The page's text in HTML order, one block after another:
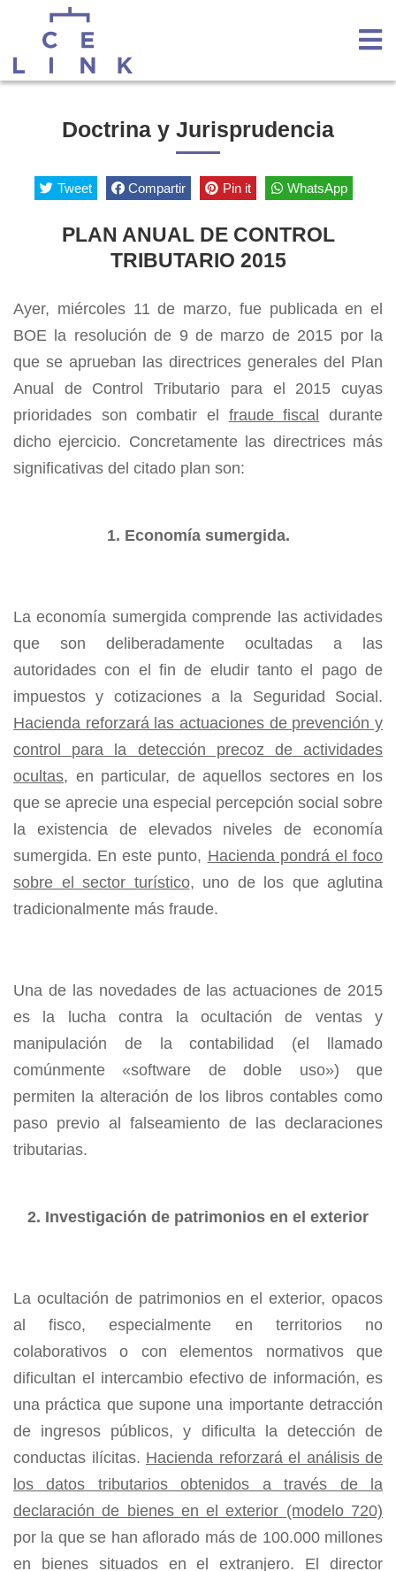
Doctrina y Jurisprudencia
Tweet Compartir Pin it WhatsApp
PLAN ANUAL DE CONTROL
TRIBUTARIO 2015
Ayer, miércoles 11 de marzo, fue publicada en el
BOE la resolución de 9 de marzo de 2015 por la
que se aprueban las directrices generales del Plan
Anual de Control Tributario para el 2015 cuyas
prioridades son combatir el fraude fiscal
durante
dicho ejercicio. Concretamente las directrices más
significativas del citado plan son:
1. Economía sumergida.
La economía sumergida comprende las actividades
que son deliberadamente ocultadas a las
autoridades con el fin de eludir tanto el pago de
impuestos y cotizaciones a la Seguridad Social.
Hacienda reforzará las actuaciones de prevención y
control para la detección precoz de actividades
ocultas, en particular, de aquellos sectores en los
que se aprecie una especial percepción social sobre
la existencia de elevados niveles de economía
sumergida. En este punto, Hacienda pondrá el foco
sobre el sector turístico, uno de los que aglutina
tradicionalmente más fraude.
Una de las novedades de las actuaciones de 2015
es la lucha contra la ocultación de ventas y
manipulación de la contabilidad (el llamado
comúnmente «software de doble uso») que
permiten la alteración de los libros contables como
paso previo al falseamiento de las declaraciones
tributarias.
2. Investigación de patrimonios en el exterior
La ocultación de patrimonios en el exterior, opacos
al fisco, especialmente en territorios no
colaborativos o con elementos normativos que
dificultan el intercambio efectivo de información, es
una práctica que supone una importante detracción
de ingresos públicos, y dificulta la detección de
conductas ilícitas. Hacienda reforzará el análisis de
los datos tributarios obtenidos a través de la
declaración de bienes en el exterior (modelo 720)
por la que se han aflorado más de 100.000 millones
en bienes situados en el extranjero. El director